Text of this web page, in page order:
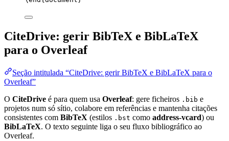
CiteDrive: gerir BibTeX e BibLaTeX
para o Overleaf
Seção intitulada “CiteDrive: gerir BibTeX e BibLaTeX para o
Overleaf”
O CiteDrive é para quem usa Overleaf: gere ficheiros .bib e
projetos num só sítio, colabore em referências e mantenha citações
consistentes com BibTeX (estilos .bst como address-vcard) ou
BibLaTeX. O texto seguinte liga o seu fluxo bibliográfico ao
Overleaf.